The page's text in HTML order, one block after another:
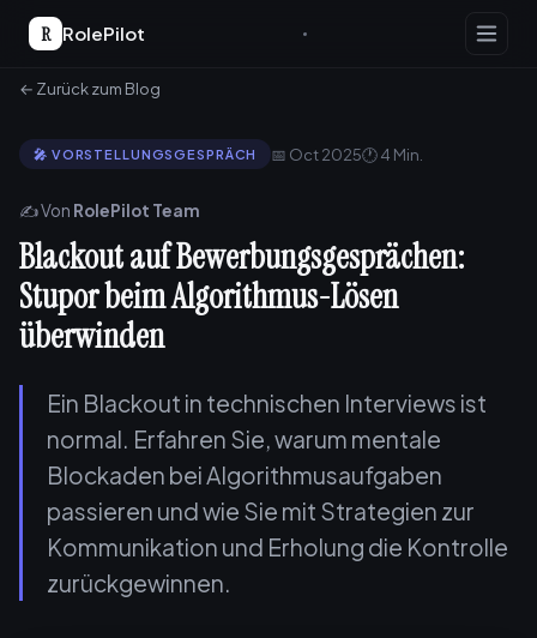
R RolePilot
← Zurück zum Blog
🎤 VORSTELLUNGSGESPRÄCH 📅 Oct 2025🕐 4 Min.
✍️ Von RolePilot Team
Blackout auf Bewerbungsgesprächen:
Stupor beim Algorithmus-Lösen
überwinden
Ein Blackout in technischen Interviews ist
normal. Erfahren Sie, warum mentale
Blockaden bei Algorithmusaufgaben
passieren und wie Sie mit Strategien zur
Kommunikation und Erholung die Kontrolle
zurückgewinnen.